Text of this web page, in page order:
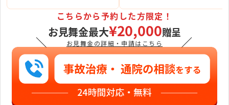
＼
こちらから予約した方限定！
お見舞金最大¥20,000贈呈
お見舞金の詳細・申請はこちら ／